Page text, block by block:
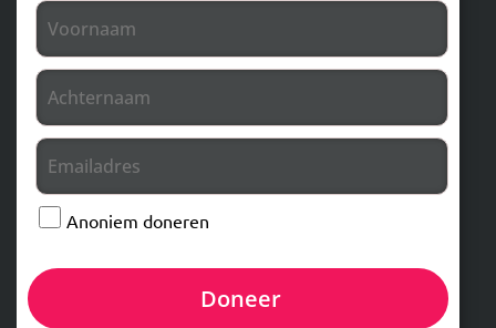
Anoniem doneren
Doneer